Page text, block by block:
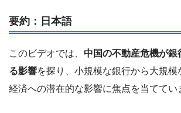
要約：日本語
このビデオでは、 中国の不動産危機が銀
る影響を探り、小規模な銀行から大規模
経済への潜在的な影響に焦点を当ててい